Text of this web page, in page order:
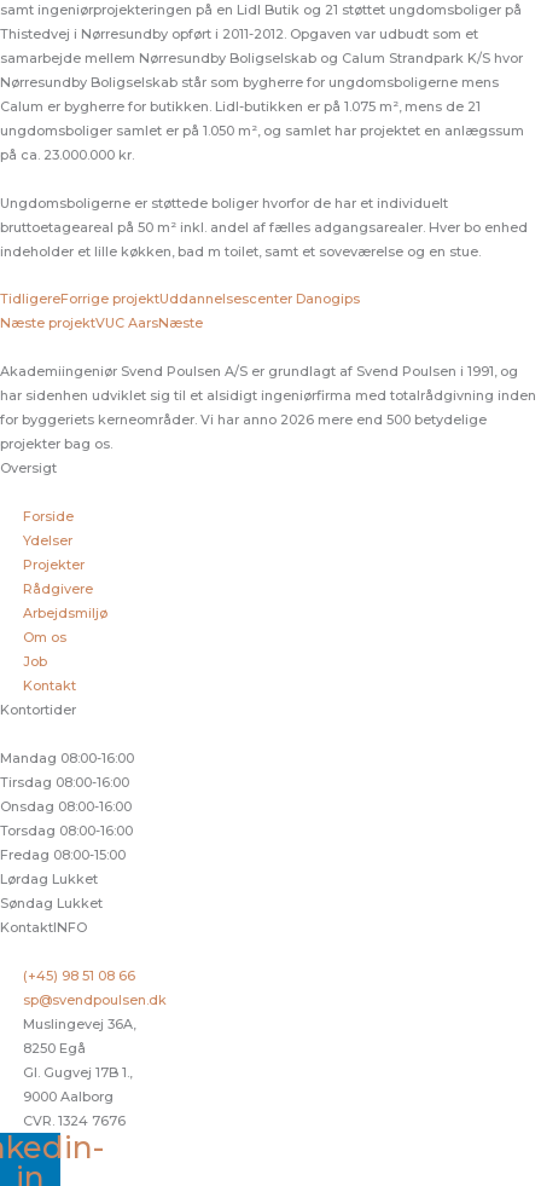
samt ingeniørprojekteringen på en Lidl Butik og 21 støttet ungdomsboliger på
Thistedvej i Nørresundby opført i 2011-2012. Opgaven var udbudt som et
samarbejde mellem Nørresundby Boligselskab og Calum Strandpark K/S hvor
Nørresundby Boligselskab står som bygherre for ungdomsboligerne mens
Calum er bygherre for butikken. Lidl-butikken er på 1.075 m², mens de 21
ungdomsboliger samlet er på 1.050 m², og samlet har projektet en anlægssum
på ca. 23.000.000 kr.
Ungdomsboligerne er støttede boliger hvorfor de har et individuelt
bruttoetageareal på 50 m² inkl. andel af fælles adgangsarealer. Hver bo enhed
indeholder et lille køkken, bad m toilet, samt et soveværelse og en stue.
TidligereForrige projektUddannelsescenter Danogips
Næste projektVUC AarsNæste
Akademiingeniør Svend Poulsen A/S er grundlagt af Svend Poulsen i 1991, og
har sidenhen udviklet sig til et alsidigt ingeniørfirma med totalrådgivning inden
for byggeriets kerneområder. Vi har anno 2026 mere end 500 betydelige
projekter bag os.
Oversigt
Forside
Ydelser
Projekter
Rådgivere
Arbejdsmiljø
Om os
Job
Kontakt
Kontortider
Mandag 08:00-16:00
Tirsdag 08:00-16:00
Onsdag 08:00-16:00
Torsdag 08:00-16:00
Fredag 08:00-15:00
Lørdag Lukket
Søndag Lukket
KontaktINFO
(+45) 98 51 08 66
sp@svendpoulsen.dk
Muslingevej 36A,
8250 Egå
Gl. Gugvej 17B 1.,
9000 Aalborg
CVR. 1324 7676
in